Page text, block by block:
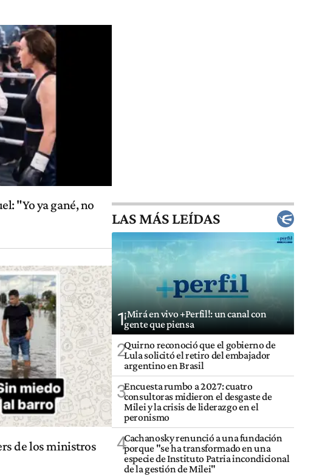
"Yo ya gané, no
de los ministros
LAS MÁS LEÍDAS
1¡Mirá en vivo +Perfil!: un canal con
gente que piensa
2Quirno reconoció que el gobierno de
Lula solicitó el retiro del embajador
argentino en Brasil
3Encuesta rumbo a 2027: cuatro
consultoras midieron el desgaste de
Milei y la crisis de liderazgo en el
peronismo
4Cachanosky renunció a una fundación
porque "se ha transformado en una
especie de Instituto Patria incondicional
de la gestión de Milei"